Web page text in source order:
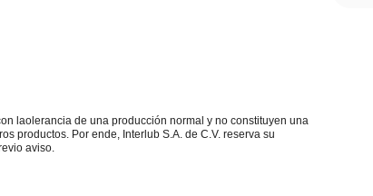
laolerancia de una producción normal y no constituyen una
productos. Por ende, Interlub S.A. de C.V. reserva su
aviso.